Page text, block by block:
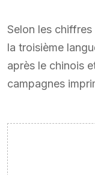
Selon les
la troisième
après le chinois
campagnes